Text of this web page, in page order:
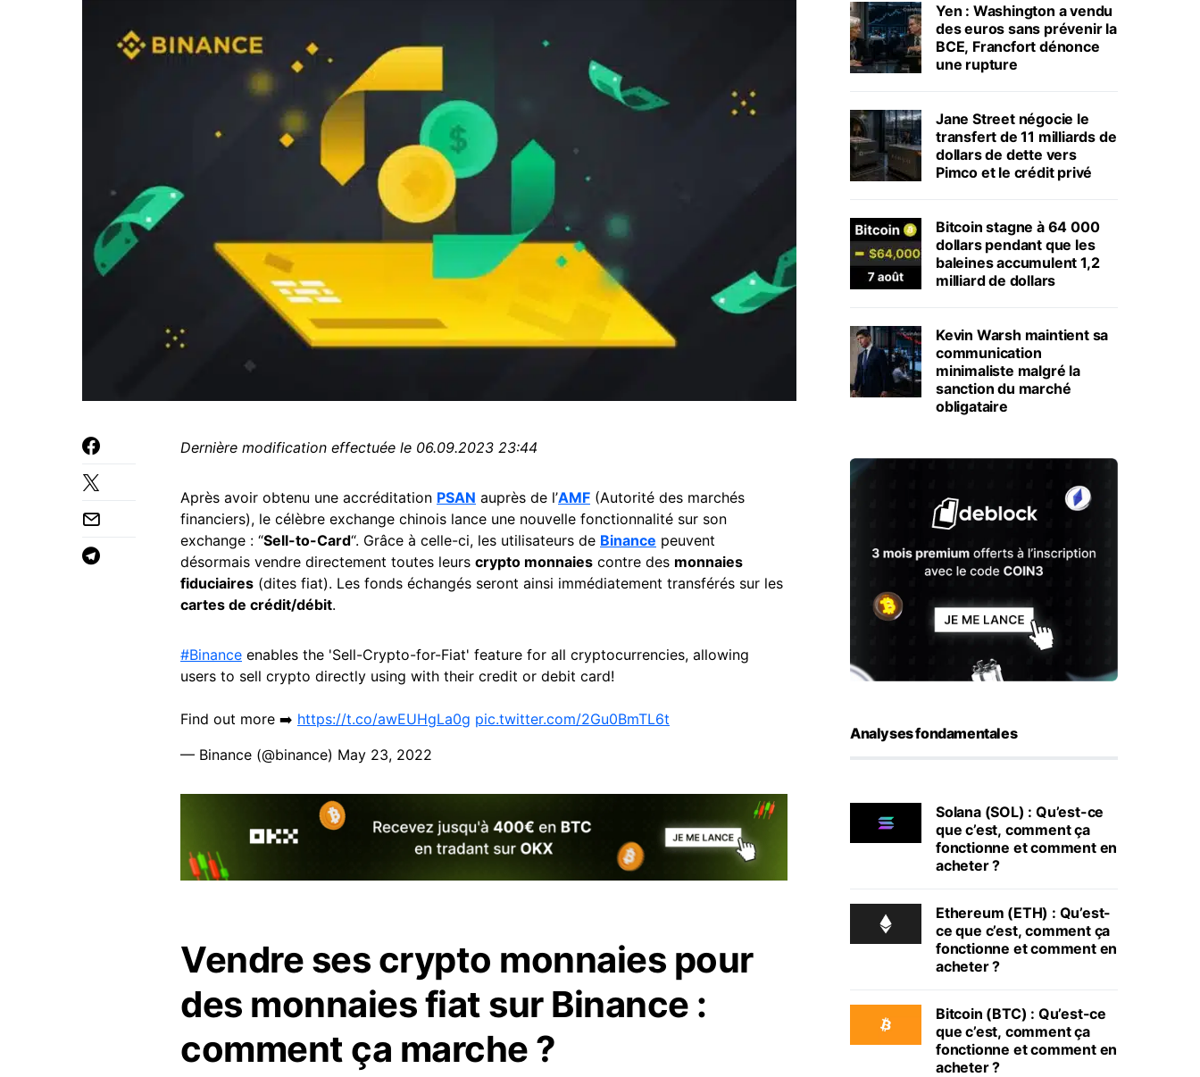
Dernière modification effectuée le 06.09.2023 23:44
Après avoir obtenu une accréditation PSAN auprès de l’AMF (Autorité des marchés
financiers), le célèbre exchange chinois lance une nouvelle fonctionnalité sur son
exchange : “Sell-to-Card“. Grâce à celle-ci, les utilisateurs de Binance peuvent
désormais vendre directement toutes leurs crypto monnaies contre des monnaies
fiduciaires (dites fiat). Les fonds échangés seront ainsi immédiatement transférés sur les
cartes de crédit/débit.
#Binance enables the 'Sell-Crypto-for-Fiat' feature for all cryptocurrencies, allowing
users to sell crypto directly using with their credit or debit card!
Find out more ➡️ https://t.co/awEUHgLa0g pic.twitter.com/2Gu0BmTL6t
— Binance (@binance) May 23, 2022
Vendre ses crypto monnaies pour
des monnaies fiat sur Binance :
comment ça marche ?
Yen : Washington a vendu
des euros sans prévenir la
BCE, Francfort dénonce
une rupture
Jane Street négocie le
transfert de 11 milliards de
dollars de dette vers
Pimco et le crédit privé
Bitcoin stagne à 64 000
dollars pendant que les
baleines accumulent 1,2
milliard de dollars
Kevin Warsh maintient sa
communication
minimaliste malgré la
sanction du marché
obligataire
Analyses fondamentales
Solana (SOL) : Qu’est-ce
que c’est, comment ça
fonctionne et comment en
acheter ?
Ethereum (ETH) : Qu’est-
ce que c’est, comment ça
fonctionne et comment en
acheter ?
Bitcoin (BTC) : Qu’est-ce
que c’est, comment ça
fonctionne et comment en
acheter ?